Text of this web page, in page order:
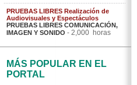
PRUEBAS LIBRES Realización de
Audiovisuales y Espectáculos
PRUEBAS LIBRES COMUNICACIÓN,
IMAGEN Y SONIDO - 2,000 horas
MÁS POPULAR EN EL
PORTAL